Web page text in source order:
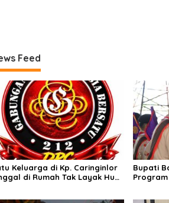
Feed
Keluarga di Kp. Caringinlor
di Rumah Tak Layak Huni,
Bupati
Program